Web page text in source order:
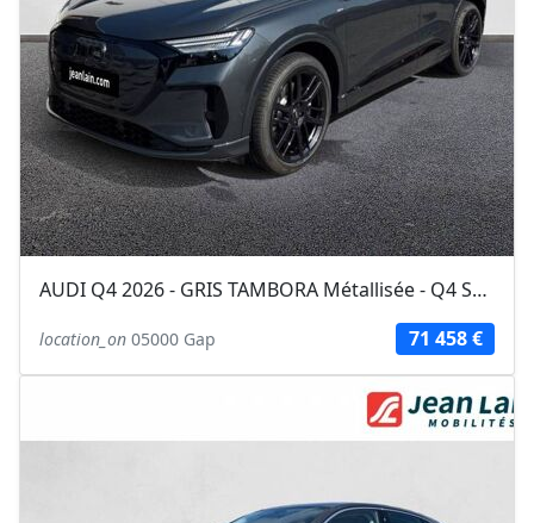
AUDI Q4 2026 - GRIS TAMBORA Métallisée - Q4 Sportback e-tron Performance
location_on 05000 Gap 71 458 €